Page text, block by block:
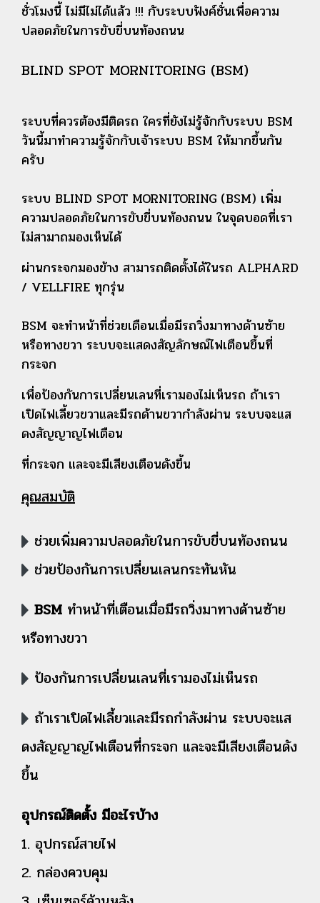
ชั่วโมงนี้ ไม่มีไม่ได้แล้ว !!! กับระบบฟังค์ชั่นเพื่อความ
ปลอดภัยในการขับขี่บนท้องถนน
BLIND SPOT MORNITORING (BSM)
ระบบที่ควรต้องมีติดรถ ใครที่ยังไม่รู้จักกับระบบ BSM
วันนี้มาทำความรู้จักกับเจ้าระบบ BSM ให้มากขึ้นกัน
ครับ
ระบบ BLIND SPOT MORNITORING (BSM) เพิ่ม
ความปลอดภัยในการขับขี่บนท้องถนน ในจุดบอดที่เรา
ไม่สามาถมองเห็นได้
ผ่านกระจกมองข้าง สามารถติดตั้งได้ในรถ ALPHARD
/ VELLFIRE ทุกรุ่น
BSM จะทำหน้าที่ช่วยเตือนเมื่อมีรถวิ่งมาทางด้านซ้าย
หรือทางขวา ระบบจะแสดงสัญลักษณ์ไฟเตือนขึ้นที่
กระจก
เพื่อป้องกันการเปลี่ยนเลนที่เรามองไม่เห็นรถ ถ้าเรา
เปิดไฟเลี้ยวขวาและมีรถด้านขวากำลังผ่าน ระบบจะแส
ดงสัญญาญไฟเตือน
ที่กระจก และจะมีเสียงเตือนดังขึ้น
คุณสมบัติ
ช่วยเพิ่มความปลอดภัยในการขับขี่บนท้องถนน
ช่วยป้องกันการเปลี่ยนเลนกระทันหัน
BSM ทำหน้าที่เตือนเมื่อมีรถวิ่งมาทางด้านซ้าย
หรือทางขวา
ป้องกันการเปลี่ยนเลนที่เรามองไม่เห็นรถ
ถ้าเราเปิดไฟเลี้ยวและมีรถกำลังผ่าน ระบบจะแส
ดงสัญญาญไฟเตือนที่กระจก และจะมีเสียงเตือนดัง
ขึ้น
อุปกรณ์ติดตั้ง มีอะไรบ้าง
1. อุปกรณ์สายไฟ
2. กล่องควบคุม